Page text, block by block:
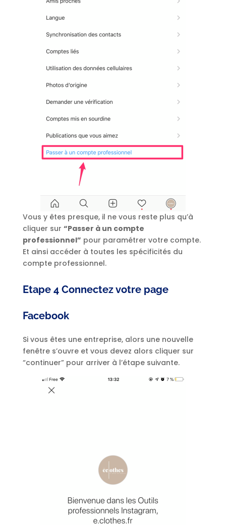
Vous y êtes presque, il ne vous reste plus qu’à
cliquer sur “Passer à un compte
professionnel” pour paramétrer votre compte.
Et ainsi accéder à toutes les spécificités du
compte professionnel.
Etape 4 Connectez votre page
Facebook
Si vous êtes une entreprise, alors une nouvelle
fenêtre s’ouvre et vous devez alors cliquer sur
“continuer” pour arriver à l’étape suivante.